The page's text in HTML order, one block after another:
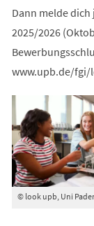
Dann melde
2025/2026
www.upb.de/fgi/
© look upb, Uni